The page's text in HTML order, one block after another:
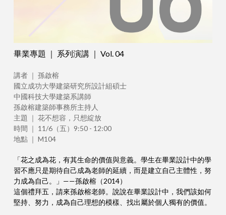
畢業專題 ｜ 系列演講 ｜ Vol. 04
講者 ｜ 孫啟榕
國立成功大學建築研究所設計組碩士
中國科技大學建築系講師
孫啟榕建築師事務所主持人
主題 ｜ 花不想容，只想綻放
時間 ｜ 11/6（五）9:50 - 12:00
地點 ｜ M104
「花之成為花，有其生命的價值與意義。學生在畢業設計中的學
習不應只是期待自己成為老師的延續，而是建立自己主體性，努
力成為自己。」——孫啟榕（2014）
這個禮拜五，請來孫啟榕老師。說說在畢業設計中，我們該如何
堅持、努力，成為自己理想的模樣、找出屬於個人獨有的價值。